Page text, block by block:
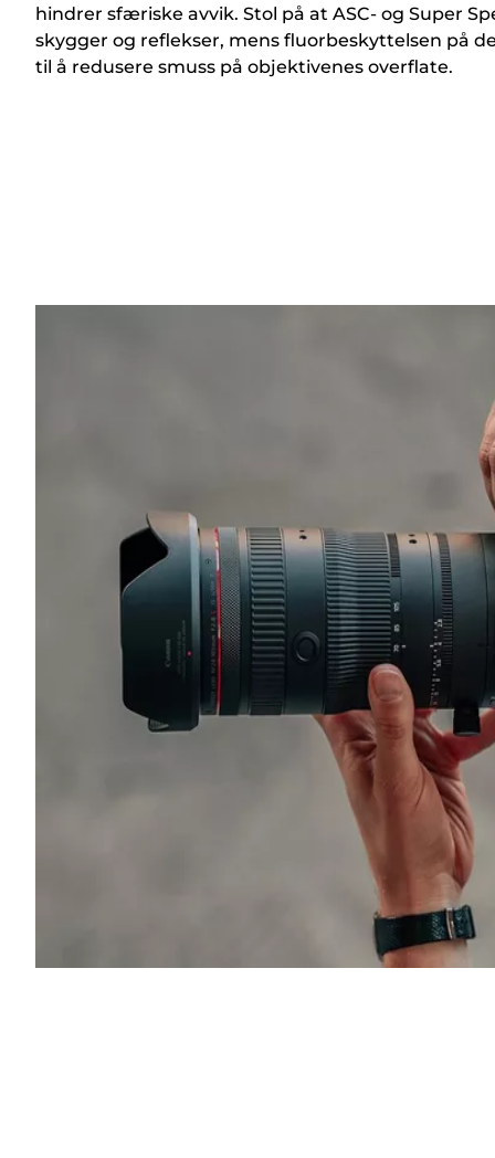
hindrer sfæriske avvik. Stol på at ASC- og Super
skygger og reflekser, mens fluorbeskyttelsen på
til å redusere smuss på objektivenes overflate.